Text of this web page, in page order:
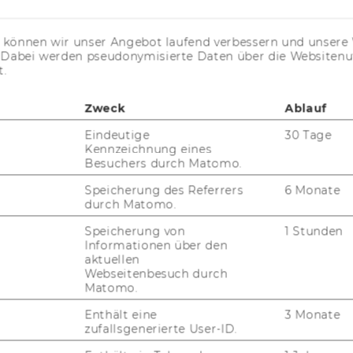
NewsletterBluesky
WEBSEITE
MEDIA
EQUIS
wir unser Angebot laufend verbessern und unsere
werden pseudonymisierte Daten über die
Zweck Ablauf
Eindeutige
Kennzeichnung eines
Besuchers durch Matomo.
30 Tage
Speicherung des Referrers
durch Matomo.
6 Monate
Speicherung von
Informationen über den
aktuellen
Webseitenbesuch durch
Matomo.
1 Stunden
Enthält eine
zufallsgenerierte User-ID.
3 Monate